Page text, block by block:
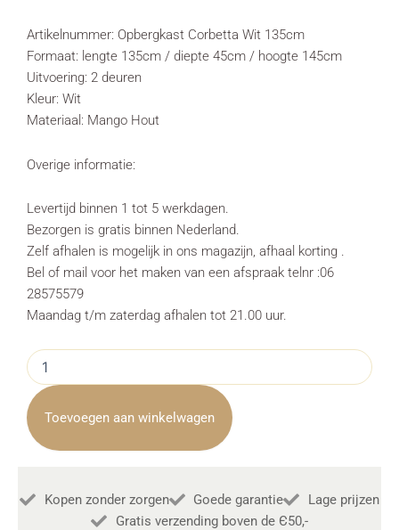
Artikelnummer: Opbergkast Corbetta Wit 135cm
Formaat: lengte 135cm / diepte 45cm / hoogte 145cm
Uitvoering: 2 deuren
Kleur: Wit
Materiaal: Mango Hout
Overige informatie:
Levertijd binnen 1 tot 5 werkdagen.
Bezorgen is gratis binnen Nederland.
Zelf afhalen is mogelijk in ons magazijn, afhaal korting .
Bel of mail voor het maken van een afspraak telnr :06
28575579
Maandag t/m zaterdag afhalen tot 21.00 uur.
Opbergkast
Corbetta
Wit
135cm
aantal
Toevoegen aan winkelwagen
Kopen zonder zorgen Goede garantie
Lage prijzen
Gratis verzending boven de Є50,-